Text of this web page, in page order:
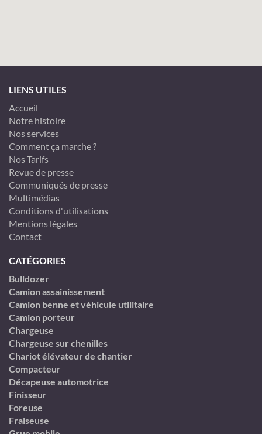
LIENS UTILES
Accueil
Notre histoire
Nos services
Comment ça marche ?
Nos Tarifs
Revue de presse
Communiqués de presse
Multimédias
Conditions d'utilisations
Mentions légales
Contact
CATÉGORIES
Bulldozer
Camion assainissement
Camion benne et véhicule utilitaire
Camion porteur
Chargeuse
Chargeuse sur chenilles
Chariot élévateur de chantier
Compacteur
Décapeuse automotrice
Finisseur
Foreuse
Fraiseuse